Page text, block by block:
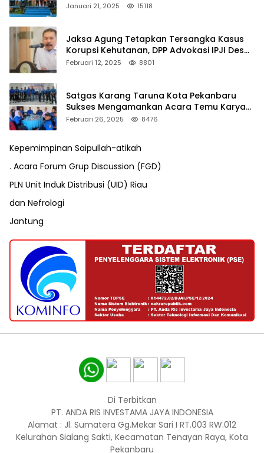
Januari 21, 2025 15118
Jaksa Agung Tetapkan Tersangka Kasus
Korupsi Kehutanan, DPP Advokasi IPJI Desak
Pengusutan Pajak RAPP
Februari 12, 2025 8801
Satgas Karang Taruna Kota Pekanbaru
Sukses Mengamankan Acara Temu Karya
VII Karang Taruna Pekanbaru
Februari 26, 2025 8476
Kepemimpinan Saipullah-atikah
. Acara Forum Grup Discussion (FGD)
PLN Unit Induk Distribusi (UID) Riau
dan Nefrologi
Jantung
Di Terbitkan
PT. ANDA RIS INVESTAMA JAYA INDONESIA
Alamat : Jl. Sumatera Gg.Mekar Sari I RT.003 RW.012
Kelurahan Sialang Sakti, Kecamatan Tenayan Raya, Kota
Pekanbaru